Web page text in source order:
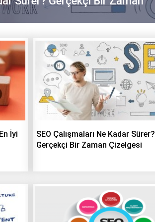
İyi
SEO Çalışmaları Ne Kadar Sürer?
Gerçekçi Bir Zaman Çizelgesi